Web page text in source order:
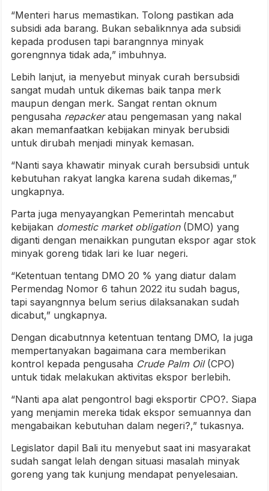
“Menteri harus memastikan. Tolong pastikan ada
subsidi ada barang. Bukan sebaliknnya ada subsidi
kepada produsen tapi barangnnya minyak
gorengnnya tidak ada,” imbuhnya.
Lebih lanjut, ia menyebut minyak curah bersubsidi
sangat mudah untuk dikemas baik tanpa merk
maupun dengan merk. Sangat rentan oknum
pengusaha repackeratau pengemasan yang nakal
akan memanfaatkan kebijakan minyak berubsidi
untuk dirubah menjadi minyak kemasan.
“Nanti saya khawatir minyak curah bersubsidi untuk
kebutuhan rakyat langka karena sudah dikemas,”
ungkapnya.
Parta juga menyayangkan Pemerintah mencabut
kebijakan domestic market obligation(DMO) yang
diganti dengan menaikkan pungutan ekspor agar stok
minyak goreng tidak lari ke luar negeri.
“Ketentuan tentang DMO 20 % yang diatur dalam
Permendag Nomor 6 tahun 2022 itu sudah bagus,
tapi sayangnnya belum serius dilaksanakan sudah
dicabut,” ungkapnya.
Dengan dicabutnnya ketentuan tentang DMO, Ia juga
mempertanyakan bagaimana cara memberikan
kontrol kepada pengusaha Crude Palm Oil(CPO)
untuk tidak melakukan aktivitas ekspor berlebih.
“Nanti apa alat pengontrol bagi eksportir CPO?. Siapa
yang menjamin mereka tidak ekspor semuannya dan
mengabaikan kebutuhan dalam negeri?,” tukasnya.
Legislator dapil Bali itu menyebut saat ini masyarakat
sudah sangat lelah dengan situasi masalah minyak
goreng yang tak kunjung mendapat penyelesaian.